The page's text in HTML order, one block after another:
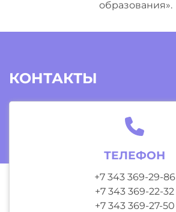
образования».
КОНТАКТЫ
ТЕЛЕФОН
+7 343 369-29-86
+7 343 369-22-32
+7 343 369-27-50